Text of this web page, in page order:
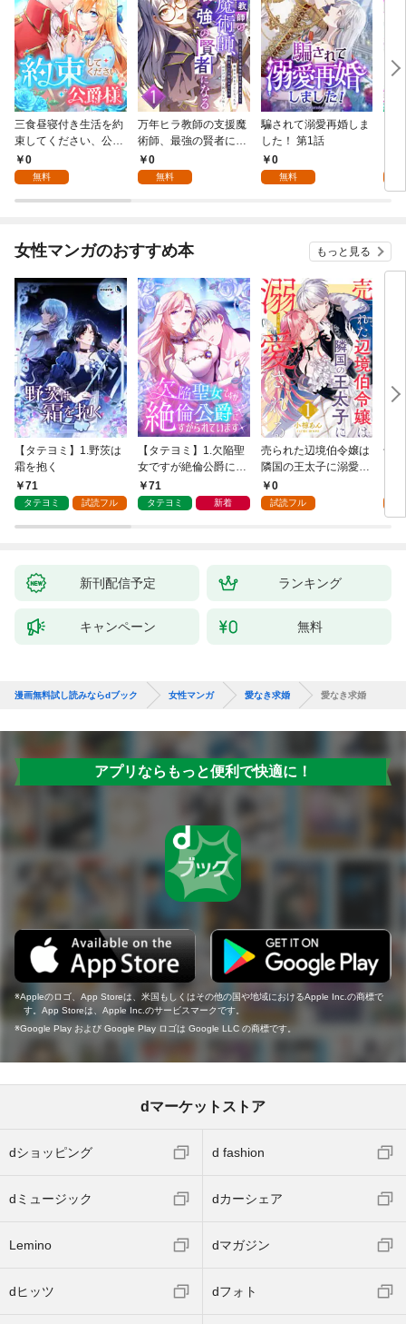
三食昼寝付き生活を約
束してください、公爵
様 1話
0
無料
万年ヒラ教師の支援魔
術師、最強の賢者にな
る～不人気の支援魔術
師は給料泥棒だと魔術
らない件～ 第1話
0
無料
騙されて溺愛再婚しま
した！ 第1話
0
無料
女性マンガのおすすめ本 もっと見る
【タテヨミ】1.野茨は
霜を抱く
71
タテヨミ 試読フル
【タテヨミ】1.欠陥聖
女ですが絶倫公爵にす
がられています
71
タテヨミ 新着
売られた辺境伯令嬢は
隣国の王太子に溺愛さ
れる 1
0
試読フル
千
家
新刊配信予定 ランキング
キャンペーン 無料
漫画無料試し読みならdブック 女性マンガ 愛なき求婚 愛なき求婚
アプリならもっと便利で快適に！
Appleのロゴ、App Storeは、米国もしくはその他の国や地域におけるApple Inc.の商標で
す。App Storeは、Apple Inc.のサービスマークです。
Google Play および Google Play ロゴは Google LLC の商標です。
dマーケットストア
dショッピング d fashion
dミュージック dカーシェア
Lemino dマガジン
dヒッツ dフォト